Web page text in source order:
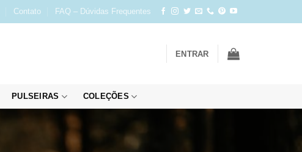
Contato FAQ – Dúvidas Frequentes
ENTRAR
PULSEIRAS COLEÇÕES